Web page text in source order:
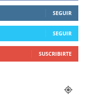
SEGUIR
SEGUIR
SUSCRIBIRTE